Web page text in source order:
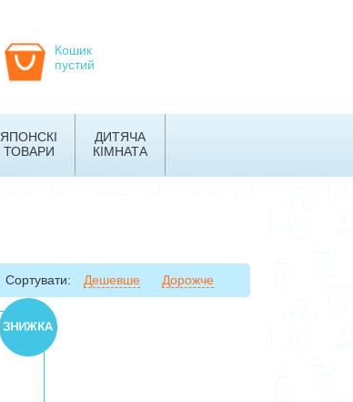
Кошик
пустий
ЯПОНСКІ
ТОВАРИ
ДИТЯЧА
КІМНАТА
Сортувати: Дешевше Дорожче